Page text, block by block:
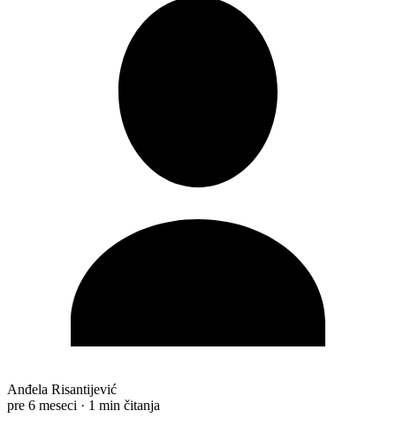
Anđela Risantijević
pre 6 meseci · 1 min čitanja